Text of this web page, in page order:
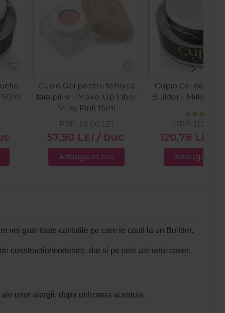
50ml
Cupio Gel pentru tehnica
fara pilire - Make-Up Fiber
Milky Pink 15ml
57,90 LEI / buc
PRP: 68,00 LEI
Adauga in cos
Cupio Gel de
Builder - Milky
120,78 LEI
PRP: 122,00
Adauga in
vei gasi toate calitatile pe care le cauti la un Builder.
constructie/modelare, dar si pe cele ale unui cover.
unor alergii, dupa utilizarea acestuia.